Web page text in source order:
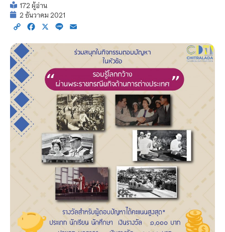
172 ผู้อ่าน
2 ธันวาคม 2021
Copy Facebook
X Line